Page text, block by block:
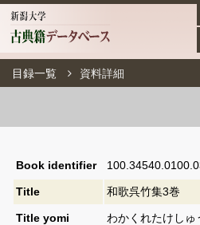
目録一覧 資料詳細
Book identifier
Title 和歌呉竹集3巻
Title yomi わかくれたけしゅ